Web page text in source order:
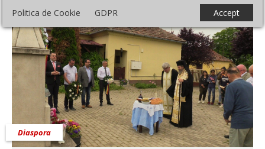
Politica de Cookie GDPR Accept
Diaspora